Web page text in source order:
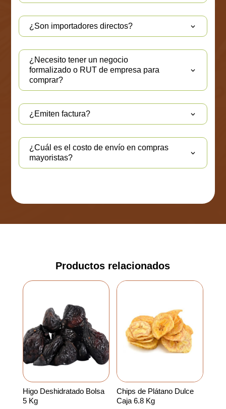
¿Son importadores directos?
¿Necesito tener un negocio
formalizado o RUT de empresa para
comprar?
¿Emiten factura?
¿Cuál es el costo de envío en compras
mayoristas?
Productos relacionados
Higo Deshidratado Bolsa
5 Kg
Chips de Plátano Dulce
Caja 6.8 Kg